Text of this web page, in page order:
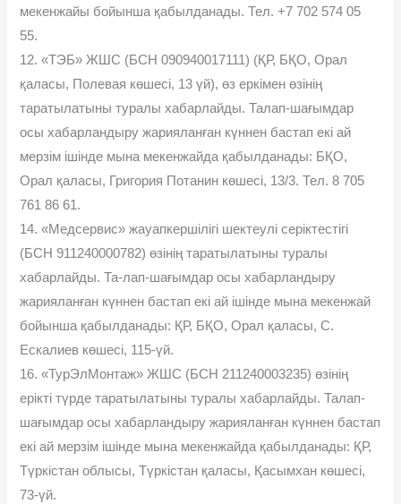
мекенжайы бойынша қабылданады. Тел. +7 702 574 05
55.
12. «ТЭБ» ЖШС (БСН 090940017111) (ҚР, БҚО, Орал
қаласы, Полевая көшесі, 13 үй), өз еркімен өзінің
таратылатыны туралы хабарлайды. Талап-шағымдар
осы хабарландыру жарияланған күннен бастап екі ай
мерзім ішінде мына мекенжайда қабылданады: БҚО,
Орал қаласы, Григория Потанин көшесі, 13/3. Тел. 8 705
761 86 61.
14. «Медсервис» жауапкершілігі шектеулі серіктестігі
(БСН 911240000782) өзінің таратылатыны туралы
хабарлайды. Та-лап-шағымдар осы хабарландыру
жарияланған күннен бастап екі ай ішінде мына мекенжай
бойынша қабылданады: ҚР, БҚО, Орал қаласы, С.
Ескалиев көшесі, 115-үй.
16. «ТурЭлМонтаж» ЖШС (БСН 211240003235) өзінің
ерікті түрде таратылатыны туралы хабарлайды. Талап-
шағымдар осы хабарландыру жарияланған күннен бастап
екі ай мерзім ішінде мына мекенжайда қабылданады: ҚР,
Түркістан облысы, Түркістан қаласы, Қасымхан көшесі,
73-үй.